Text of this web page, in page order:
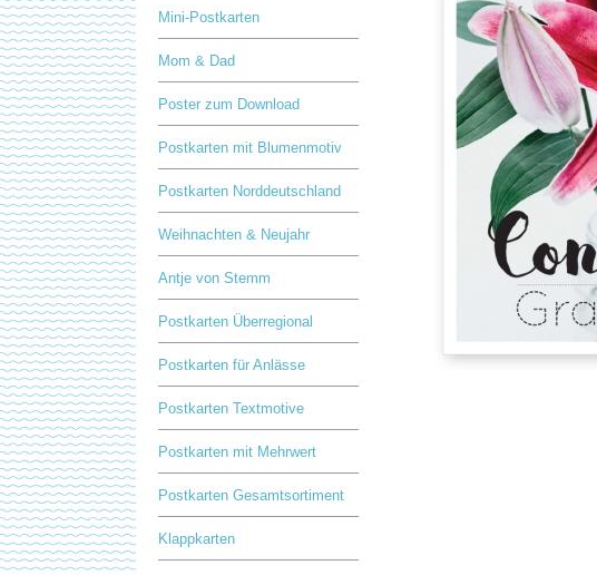
Mini-Postkarten
Mom & Dad
Poster zum Download
Postkarten mit Blumenmotiv
Postkarten Norddeutschland
Weihnachten & Neujahr
Antje von Stemm
Postkarten Überregional
Postkarten für Anlässe
Postkarten Textmotive
Postkarten mit Mehrwert
Postkarten Gesamtsortiment
Klappkarten